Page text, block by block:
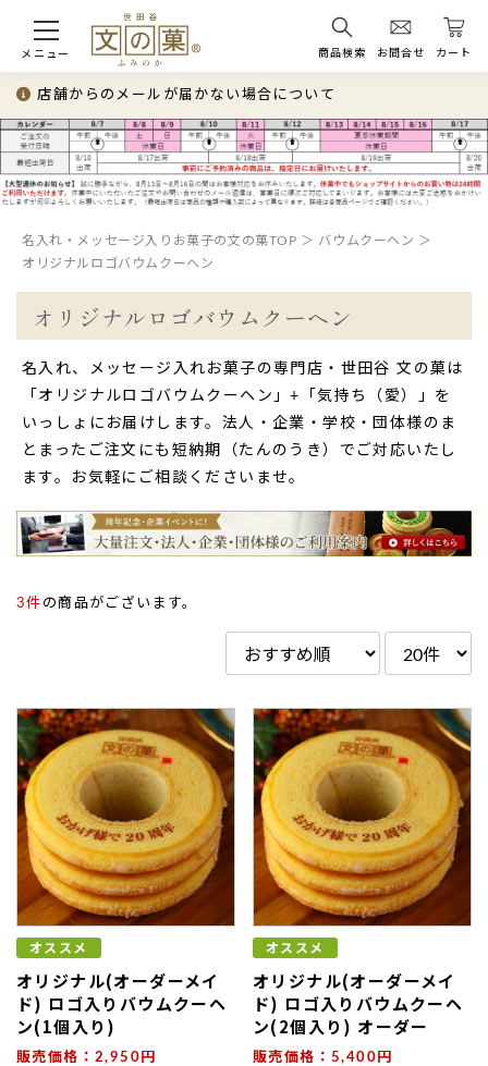
メニュー 商品検索 お問合せ カート
店舗からのメールが届かない場合について
名入れ・メッセージ入りお菓子の文の菓TOP
バウムクーヘン
オリジナルロゴバウムクーヘン
オリジナルロゴバウムクーヘン
名入れ、メッセージ入れお菓子の専門店・世田谷 文の菓は
「オリジナルロゴバウムクーヘン」+「気持ち（愛）」を
いっしょにお届けします。法人・企業・学校・団体様のま
とまったご注文にも短納期（たんのうき）でご対応いたし
ます。お気軽にご相談くださいませ。
3件 の商品がございます。
オススメ
オリジナル(オーダーメイ
ド) ロゴ入りバウムクーヘ
ン(1個入り)
販売価格：2,950円
オススメ
オリジナル(オーダーメイ
ド) ロゴ入りバウムクーヘ
ン(2個入り) オーダー
販売価格：5,400円